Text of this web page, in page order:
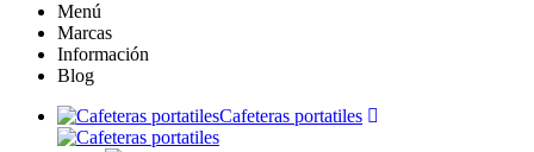
Menú
Marcas
Información
Blog
Cafeteras portatiles